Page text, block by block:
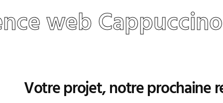
web Cappuccino
Votre projet, notre prochaine